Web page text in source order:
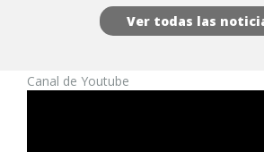
Ver todas las
Canal de Youtube